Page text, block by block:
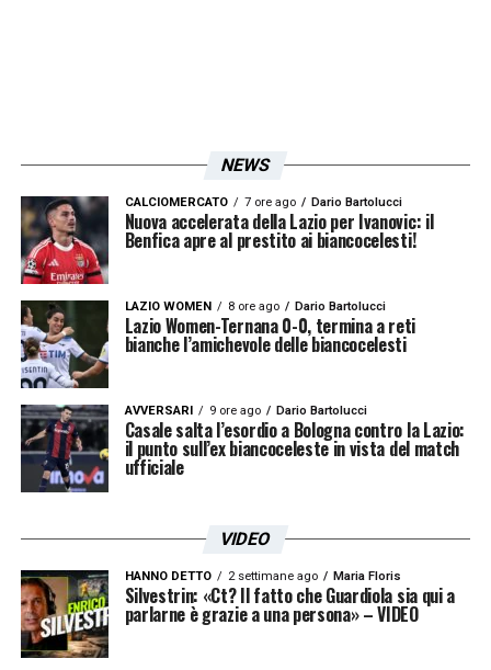
fatte dire, per guadagnare tempo».
SUL MERCATO E SARRI–«La situazione è
chiara: Ratkov è costato 13 milioni, Dia 12,
Maldini 14, Noslin 16. Quando si acquista
Belahyane per Baroni, che non lo faceva
giocare neanche a Verona, di cosa vogliamo
parlare? Per commentare bisogna essere
oggettivi e quindi vanno anche riconosciuti
gli errori di Sarri. Per me è troppo schiavo
delle sue idee, Pedro non riesce a partire
titolare, Ratkov poteva forse essere utile
pensiamo che il problema di questa Lazio
sia l’allenatore, non abbiamo capito niente».
NEWS
CALCIOMERCATO 7 ore ago Dario Bartolucci
Nuova accelerata della Lazio per Ivanovic: il
Benfica apre al prestito ai biancocelesti!
LAZIO WOMEN 8 ore ago Dario Bartolucci
Lazio Women-Ternana 0-0, termina a reti
bianche l’amichevole delle biancocelesti
AVVERSARI 9 ore ago Dario Bartolucci
Casale salta l’esordio a Bologna contro la Lazio:
il punto sull’ex biancoceleste in vista del match
ufficiale
VIDEO
HANNO DETTO 2 settimane ago Maria Floris
Silvestrin: «Ct? Il fatto che Guardiola sia qui a
parlarne è grazie a una persona» – VIDEO